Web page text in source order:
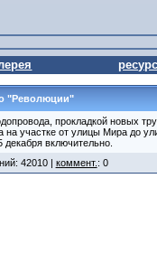
"Революции"
прокладкой новых
участке от улицы Мира до
включительно.
42010 | коммент. : 0